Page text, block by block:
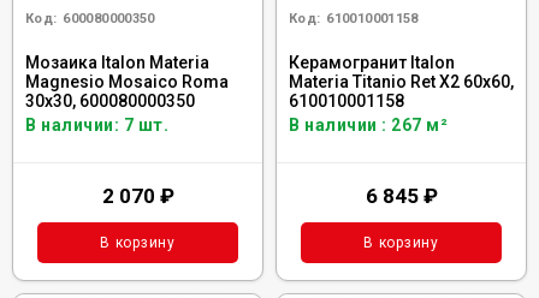
Код: 600080000350
Мозаика Italon Materia
Magnesio Mosaico Roma
30x30, 600080000350
В наличии: 7 шт.
2 070 ₽
В корзину
Код: 610010001158
Керамогранит Italon
Materia Titanio Ret X2 60x60,
610010001158
В наличии : 267 м²
6 845 ₽
В корзину